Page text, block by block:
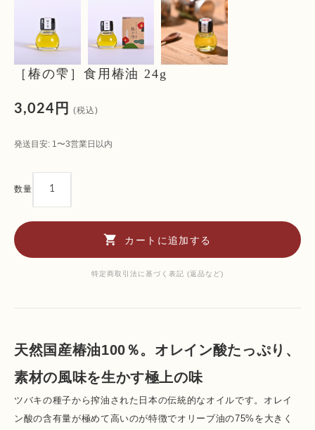
［椿の雫］食用椿油 24g
3,024円 (税込)
発送目安: 1〜3営業日以内
数量
カートに追加する
特定商取引法に基づく表記 (返品など)
天然国産椿油100％。オレイン酸たっぷり、
素材の風味を生かす極上の味
ツバキの種子から搾油された日本の伝統的なオイルです。オレイ
ン酸の含有量が極めて高いのが特徴でオリーブ油の75%を大きく